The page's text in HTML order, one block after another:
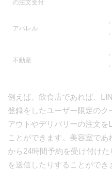
の注文受付
アパレル
不動産
例えば、飲食店であれば、
登録をしたユーザー限定のク
アウトやデリバリーの注文
ことができます。美容室であ
から24時間予約を受け付け
を送信したりすることができ